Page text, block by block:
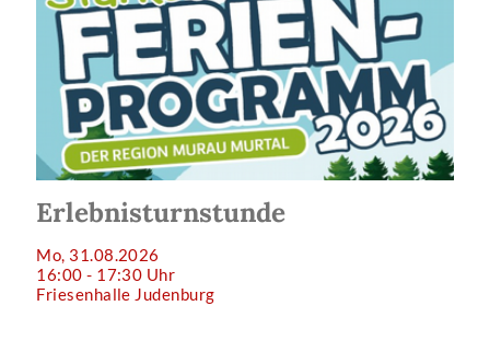
Erlebnisturnstunde
Mo, 31.08.2026
16:00 - 17:30 Uhr
Friesenhalle Judenburg